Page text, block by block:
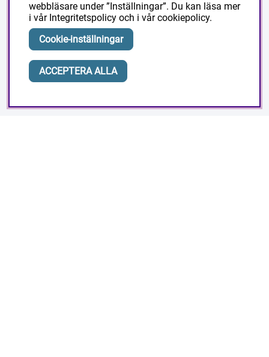
Så handlar du
Vanliga frågor
Om Masesgården
Ditt konto
webbläsare under ”Inställningar”. Du kan läsa mer
i vår Integritetspolicy och i vårcookiepolicy.
Cookie-inställningar
ACCEPTERA ALLA